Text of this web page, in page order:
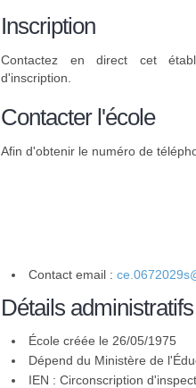
Inscription
Contactez en direct cet
d'inscription.
Contacter l'école
Afin d'obtenir le numéro de
Contact email :
Détails
École créée le 26/05/1975
Dépend du Ministère de
IEN : Circonscription